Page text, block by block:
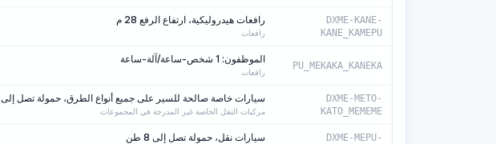
DXME-KANE-
KANE_KAMEPU
رافعات هيدروليكية، ارتفاع الرفع 28 م
رافعات
PU_MEKAKA_KANEKA
الموظفون: 1 شخص-ساعة/آلة-ساعة
رافعات
DXME-METO-
KATO_MEMEME
سيارات خاصة صالحة للسير على جميع أنواع الطرق، حمولة تصل إلى 8 طن
مركبات النقل الخاصة غير المدرجة في المجموعات
DXME-MEPU-
سيارات نقل، حمولة تصل إلى 8 طن